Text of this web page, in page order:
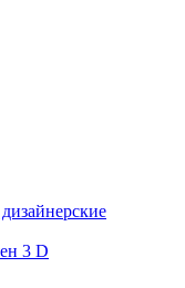
3 D